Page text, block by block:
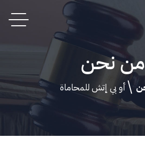
من نحن
أو بي إتش للمحاماة